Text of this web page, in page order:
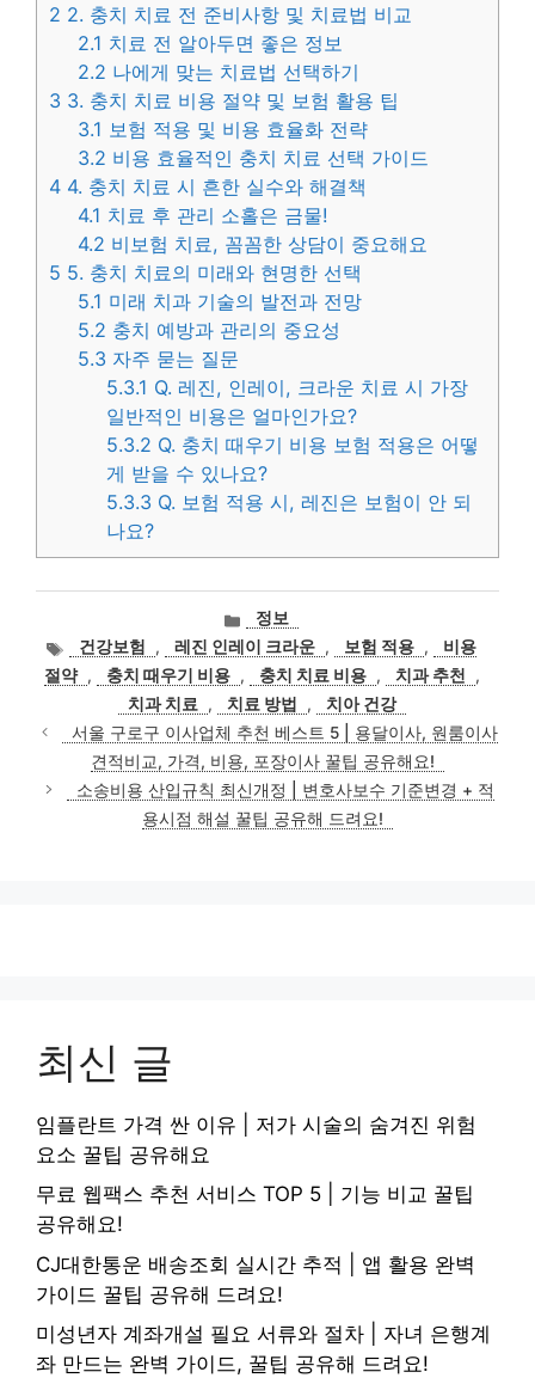
2 2. 충치 치료 전 준비사항 및 치료법 비교
2.1 치료 전 알아두면 좋은 정보
2.2 나에게 맞는 치료법 선택하기
3 3. 충치 치료 비용 절약 및 보험 활용 팁
3.1 보험 적용 및 비용 효율화 전략
3.2 비용 효율적인 충치 치료 선택 가이드
4 4. 충치 치료 시 흔한 실수와 해결책
4.1 치료 후 관리 소홀은 금물!
4.2 비보험 치료, 꼼꼼한 상담이 중요해요
5 5. 충치 치료의 미래와 현명한 선택
5.1 미래 치과 기술의 발전과 전망
5.2 충치 예방과 관리의 중요성
5.3 자주 묻는 질문
5.3.1 Q. 레진, 인레이, 크라운 치료 시 가장
일반적인 비용은 얼마인가요?
5.3.2 Q. 충치 때우기 비용 보험 적용은 어떻
게 받을 수 있나요?
5.3.3 Q. 보험 적용 시, 레진은 보험이 안 되
나요?
카
테
고
리
정보
태
그
건강보험 , 레진 인레이 크라운 , 보험 적용 ,
비용
절약 , 충치 때우기 비용 , 충치 치료 비용 , 치과 추천
,
치과 치료
, 치료 방법 ,
치아 건강
서울 구로구 이사업체 추천 베스트 5 | 용달이사, 원룸이사
견적비교, 가격, 비용, 포장이사 꿀팁 공유해요!
소송비용 산입규칙 최신개정 | 변호사보수 기준변경 + 적
용시점 해설 꿀팁 공유해 드려요!
최신 글
임플란트 가격 싼 이유 | 저가 시술의 숨겨진 위험
요소 꿀팁 공유해요
무료 웹팩스 추천 서비스 TOP 5 | 기능 비교 꿀팁
공유해요!
CJ대한통운 배송조회 실시간 추적 | 앱 활용 완벽
가이드 꿀팁 공유해 드려요!
미성년자 계좌개설 필요 서류와 절차 | 자녀 은행계
좌 만드는 완벽 가이드, 꿀팁 공유해 드려요!